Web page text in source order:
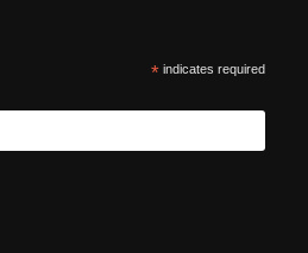
* indicates required